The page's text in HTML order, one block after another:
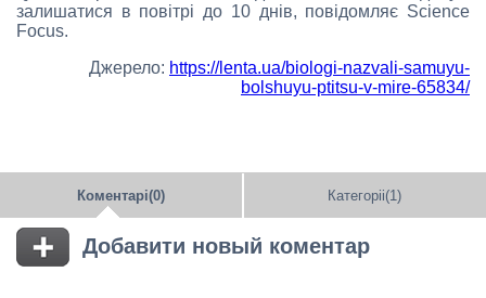
залишатися в повітрі до 10 днів, повідомляє Science
Focus.
Джерело: https://lenta.ua/biologi-nazvali-samuyu-
bolshuyu-ptitsu-v-mire-65834/
Коментарі(0) Категоріі(1)
Добавити новый коментар